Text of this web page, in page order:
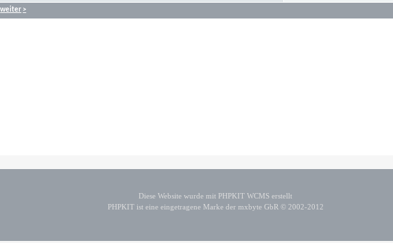
weiter >
Diese Website wurde mit PHPKIT WCMS erstellt
PHPKIT ist eine eingetragene Marke der mxbyte GbR © 2002-2012